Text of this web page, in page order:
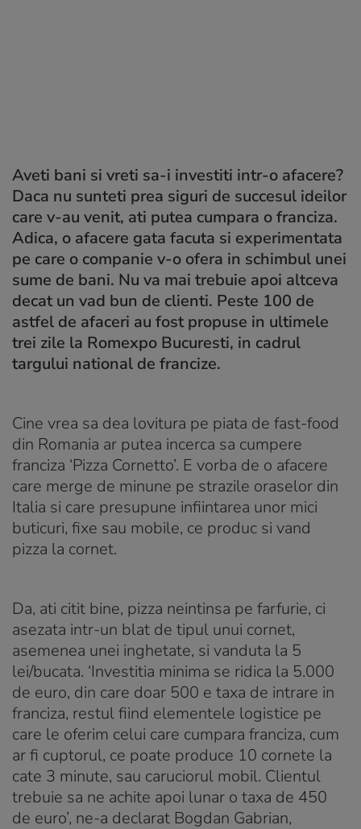
Aveti bani si vreti sa-i investiti intr-o afacere?
Daca nu sunteti prea siguri de succesul ideilor
care v-au venit, ati putea cumpara o franciza.
Adica, o afacere gata facuta si experimentata
pe care o companie v-o ofera in schimbul unei
sume de bani. Nu va mai trebuie apoi altceva
decat un vad bun de clienti. Peste 100 de
astfel de afaceri au fost propuse in ultimele
trei zile la Romexpo Bucuresti, in cadrul
targului national de francize.
Cine vrea sa dea lovitura pe piata de fast-food
din Romania ar putea incerca sa cumpere
franciza ‘Pizza Cornetto’. E vorba de o afacere
care merge de minune pe strazile oraselor din
Italia si care presupune infiintarea unor mici
buticuri, fixe sau mobile, ce produc si vand
pizza la cornet.
Da, ati citit bine, pizza neintinsa pe farfurie, ci
asezata intr-un blat de tipul unui cornet,
asemenea unei inghetate, si vanduta la 5
lei/bucata. ‘Investitia minima se ridica la 5.000
de euro, din care doar 500 e taxa de intrare in
franciza, restul fiind elementele logistice pe
care le oferim celui care cumpara franciza, cum
ar fi cuptorul, ce poate produce 10 cornete la
cate 3 minute, sau caruciorul mobil. Clientul
trebuie sa ne achite apoi lunar o taxa de 450
de euro’, ne-a declarat Bogdan Gabrian,